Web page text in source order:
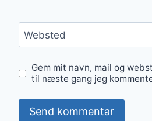
Websted
Gem mit navn, mail og
til næste gang jeg